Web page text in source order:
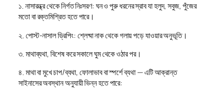
১. নাসারন্ধ্র থেকে নির্গত নিঃসরণ: ঘন ও পুরু ধরনের স্রাব যা হলুদ, সবুজ, পুঁজের
মতো বা রক্তমিশ্রিত হতে পারে।
২. পোস্ট-নাসাল ড্রিপিং: শ্লেষ্মা নাক থেকে গলায় পড়ে যাওয়ার অনুভূতি।
৩. মাথাব্যথা, বিশেষ করে সকালে ঘুম থেকে ওঠার পর।
৪. মাথা বা মুখে চাপ/ব্যথা, ফোলাভাব বা স্পর্শে ব্যথা — এটি আক্রান্ত
সাইনাসের অবস্থান অনুযায়ী ভিন্ন হতে পারে: